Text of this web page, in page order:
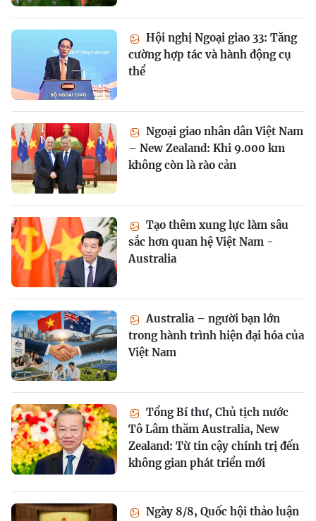
Hội nghị Ngoại giao 33: Tăng
cường hợp tác và hành động cụ
thể
Ngoại giao nhân dân Việt Nam
– New Zealand: Khi 9.000 km
không còn là rào cản
Tạo thêm xung lực làm sâu
sắc hơn quan hệ Việt Nam -
Australia
Australia – người bạn lớn
trong hành trình hiện đại hóa của
Việt Nam
Tổng Bí thư, Chủ tịch nước
Tô Lâm thăm Australia, New
Zealand: Từ tin cậy chính trị đến
không gian phát triển mới
Ngày 8/8, Quốc hội thảo luận